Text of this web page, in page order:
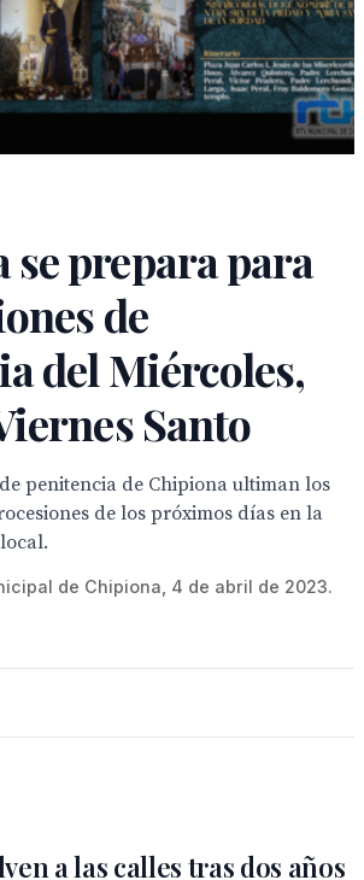
se prepara para
de
del Miércoles,
Santo
penitencia de Chipiona ultiman los
de los próximos días en la
de Chipiona, 4 de abril de 2023.
a las calles tras dos años